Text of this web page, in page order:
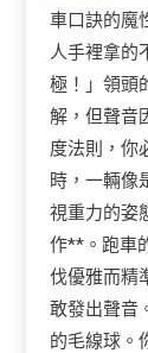
車口訣的魔
人手裡拿的
極！」領頭
解，但聲音
度法則，你
時，一輛像
視重力的姿
作**。跑車
伐優雅而精
敢發出聲音
的毛線球。